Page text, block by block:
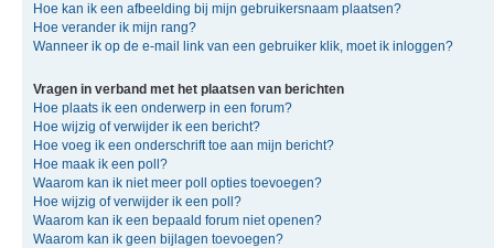
Hoe kan ik een afbeelding bij mijn gebruikersnaam plaatsen?
Hoe verander ik mijn rang?
Wanneer ik op de e-mail link van een gebruiker klik, moet ik inloggen?
Vragen in verband met het plaatsen van berichten
Hoe plaats ik een onderwerp in een forum?
Hoe wijzig of verwijder ik een bericht?
Hoe voeg ik een onderschrift toe aan mijn bericht?
Hoe maak ik een poll?
Waarom kan ik niet meer poll opties toevoegen?
Hoe wijzig of verwijder ik een poll?
Waarom kan ik een bepaald forum niet openen?
Waarom kan ik geen bijlagen toevoegen?